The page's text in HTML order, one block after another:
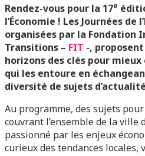
Rendez-vous pour la 17e
l’Économie ! Les Journées de
organisées par la Fondation
Transitions – FIT -,
horizons des clés pour
qui les entoure en
diversité de sujets
Au programme, des sujets
couvrant l’ensemble de la ville
passionné par les enjeux
curieux des tendances locales,